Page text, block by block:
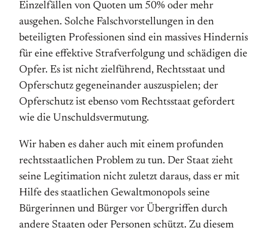
Einzelfällen von Quoten um 50% oder mehr
ausgehen. Solche Falschvorstellungen in den
beteiligten Professionen sind ein massives Hindernis
für eine effektive Strafverfolgung und schädigen die
Opfer. Es ist nicht zielführend, Rechts­staat und
Opfer­schutz gegeneinander auszuspielen; der
Opferschutz ist ebenso vom Rechts­staat gefordert
wie die Unschulds­vermutung.
Wir haben es daher auch mit einem profunden
rechtsstaatlichen Problem zu tun. Der Staat zieht
seine Legitimation nicht zuletzt daraus, dass er mit
Hilfe des staatlichen Gewaltmonopols seine
Bürgerinnen und Bürger vor Übergriffen durch
andere Staaten oder Personen schützt. Zu diesem